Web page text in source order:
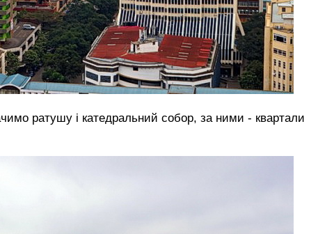
ратушу і катедральний собор, за ними - квартали